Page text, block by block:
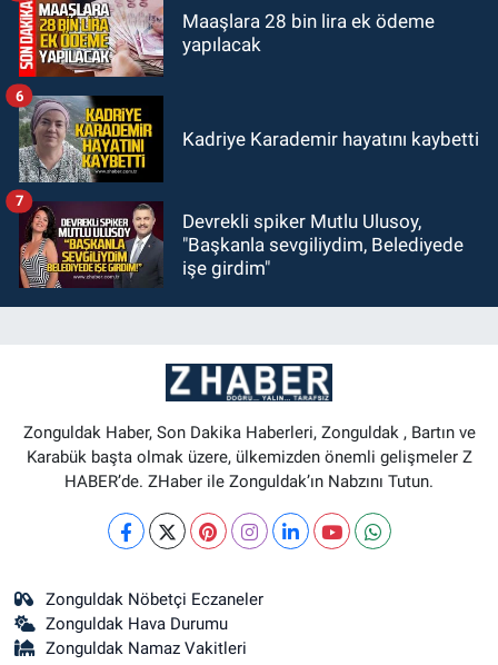
Maaşlara 28 bin lira ek ödeme
yapılacak
Kadriye Karademir hayatını kaybetti
6
Devrekli spiker Mutlu Ulusoy,
"Başkanla sevgiliydim, Belediyede
işe girdim"
7
Zonguldak Haber, Son Dakika Haberleri, Zonguldak , Bartın ve
Karabük başta olmak üzere, ülkemizden önemli gelişmeler Z
HABER’de. ZHaber ile Zonguldak’ın Nabzını Tutun.
Zonguldak Nöbetçi Eczaneler
Zonguldak Hava Durumu
Zonguldak Namaz Vakitleri